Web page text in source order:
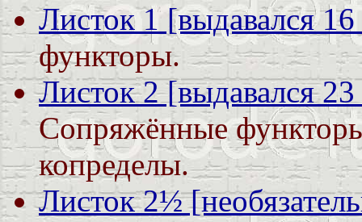
Листок 1 [выдавался 16
функторы.
Листок 2 [выдавался
Сопряжённые
копределы.
Листок 2½